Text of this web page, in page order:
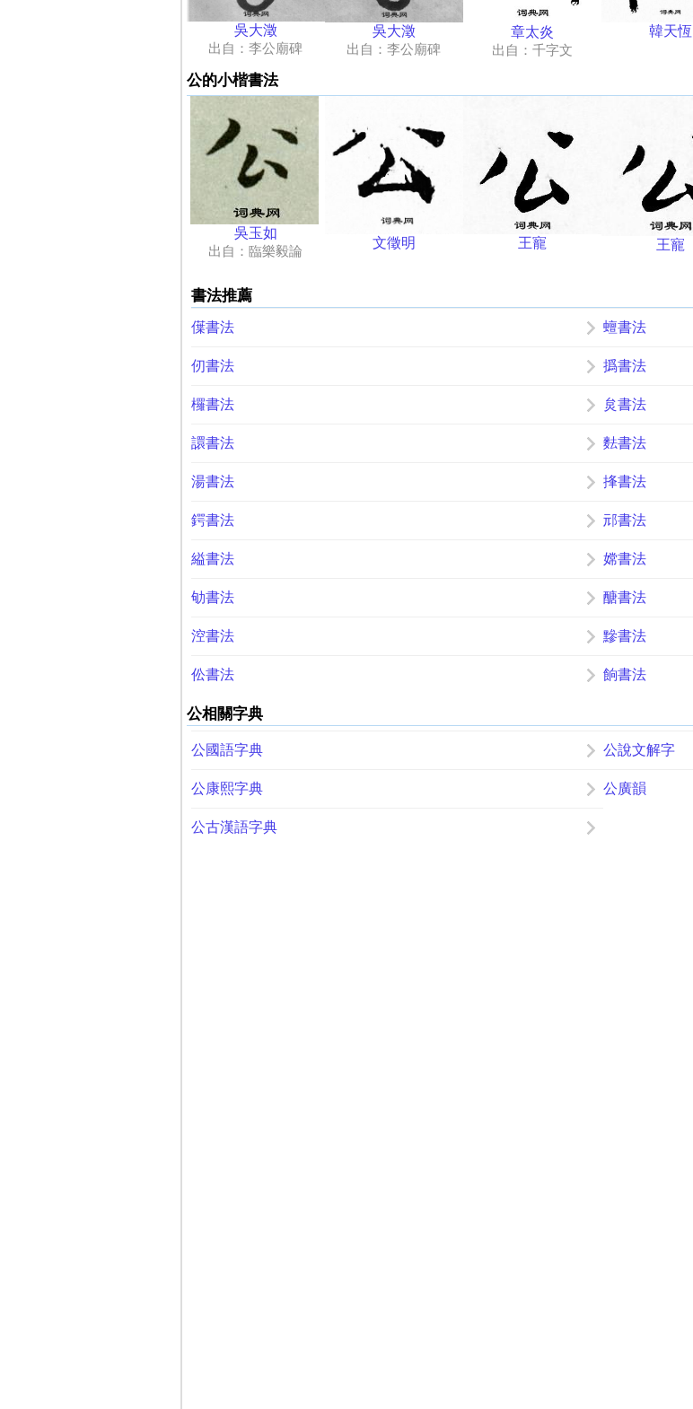
吳大澂
出自：李公廟碑
吳大澂
出自：李公廟碑
章太炎
出自：千字文
韓天恆
公的小楷書法
吳玉如
出自：臨樂毅論
文徵明 王寵 王寵
書法推薦
僷書法 蟺書法
仞書法 撝書法
欏書法 炱書法
譞書法 麮書法
湯書法 捀書法
鍔書法 邧書法
縊書法 嫦書法
劬書法 醣書法
涳書法 黲書法
伀書法 餉書法
公相關字典
公國語字典 公說文解字
公康熙字典 公廣韻
公古漢語字典